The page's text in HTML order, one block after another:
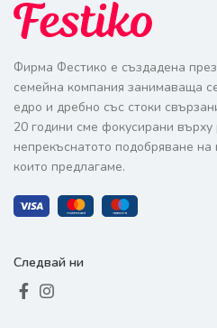
Фирма Фестико е създадена
семейна компания занимаваща
едро и дребно със стоки
20 години сме фокусирани върху
непрекъснатото подобряване на
които предлагаме.
Следвай ни